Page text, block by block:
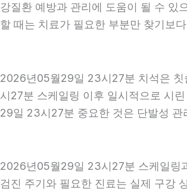
강질환 예방과 관리에 도움이 될 수
할 때는 치료가 필요한 부분만 찾기보
2026년05월29일 23시27분 치석은 칫
시27분 스케일링 이후 일시적으로 시
29일 23시27분 중요한 것은 단발성
2026년05월29일 23시27분 스케일링
검진 주기와 필요한 진료는 실제 구강